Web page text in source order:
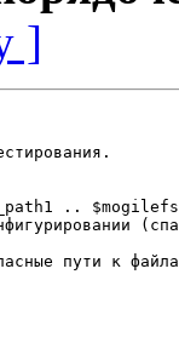
]
..
пути к